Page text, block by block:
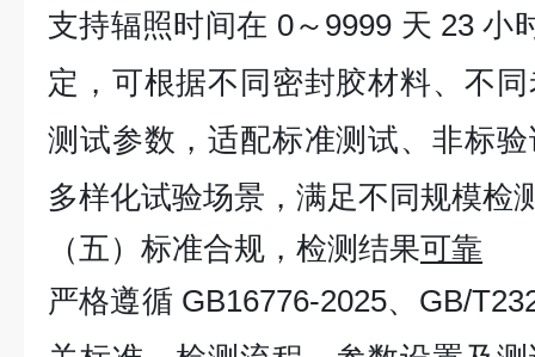
支持辐照时间在 0～9999 天 23 小
定，可根据不同密封胶材料、不
测试参数，适配标准测试、非标
多样化试验场景，满足不同规模检
（五）标准合规，检测结果可靠
严格遵循 GB16776-2025、GB/